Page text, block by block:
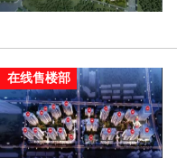
在线售楼部